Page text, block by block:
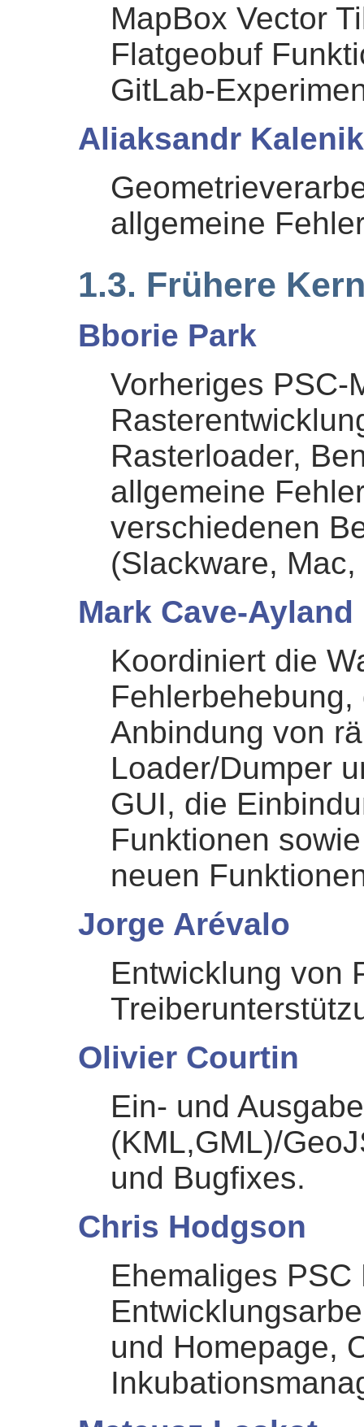
MapBox Vector
Flatgeobuf
GitLab-
Aliaksandr Kalenik
allgemeine
1.3. Frühere
Bborie Park
Vorheriges PSC-
Rasterloader,
allgemeine
verschiedenen
(Slackware,
Mark Cave-Ayland
Koordiniert die
Anbindung von
Loader/Dumper
GUI, die
Funktionen
neuen
Jorge Arévalo
Entwicklung von
Olivier Courtin
Ein- und
(KML,GML)/
und Bugfixes.
Chris Hodgson
Ehemaliges
und Homepage,